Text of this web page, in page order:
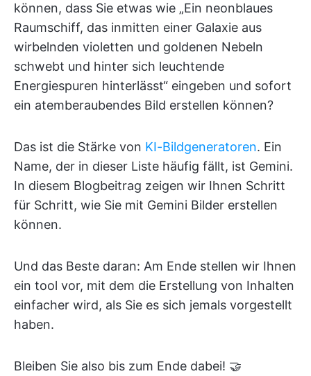
können, dass Sie etwas wie „Ein neonblaues
Raumschiff, das inmitten einer Galaxie aus
wirbelnden violetten und goldenen Nebeln
schwebt und hinter sich leuchtende
Energiespuren hinterlässt“ eingeben und sofort
ein atemberaubendes Bild erstellen können?
Das ist die Stärke von KI-Bildgeneratoren. Ein
Name, der in dieser Liste häufig fällt, ist Gemini.
In diesem Blogbeitrag zeigen wir Ihnen Schritt
für Schritt, wie Sie mit Gemini Bilder erstellen
können.
Und das Beste daran: Am Ende stellen wir Ihnen
ein tool vor, mit dem die Erstellung von Inhalten
einfacher wird, als Sie es sich jemals vorgestellt
haben.
Bleiben Sie also bis zum Ende dabei! 🤝